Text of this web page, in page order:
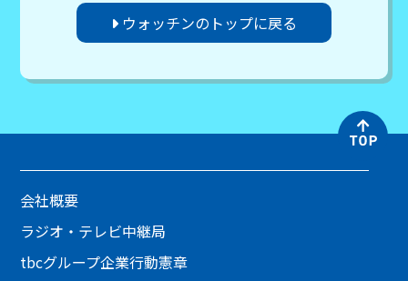
ウォッチンのトップに戻る
会社概要
ラジオ・テレビ中継局
tbcグループ企業行動憲章